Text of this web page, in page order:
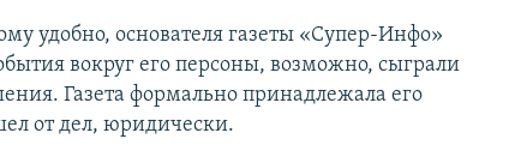
удобно, основателя газеты «Супер-Инфо»
вокруг его персоны, возможно, сыграли
Газета формально принадлежала его
от дел, юридически.